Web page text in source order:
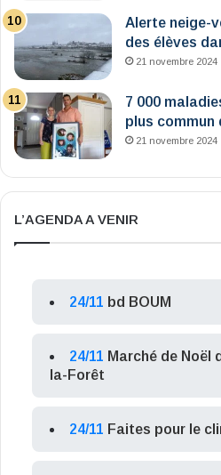
Alerte neige-
des élèves
21 novembre 2024
7 000
plus commun
21 novembre 2024
L’AGENDA A VENIR
24/11 bd BOUM
24/11 Marché de Noël
la-Forêt
24/11 Faites pour le